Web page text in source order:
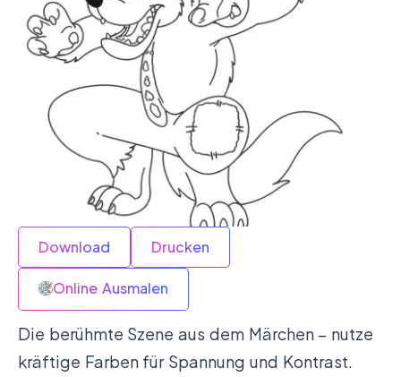
Download Drucken
Online Ausmalen
Die berühmte Szene aus dem Märchen – nutze
kräftige Farben für Spannung und Kontrast.